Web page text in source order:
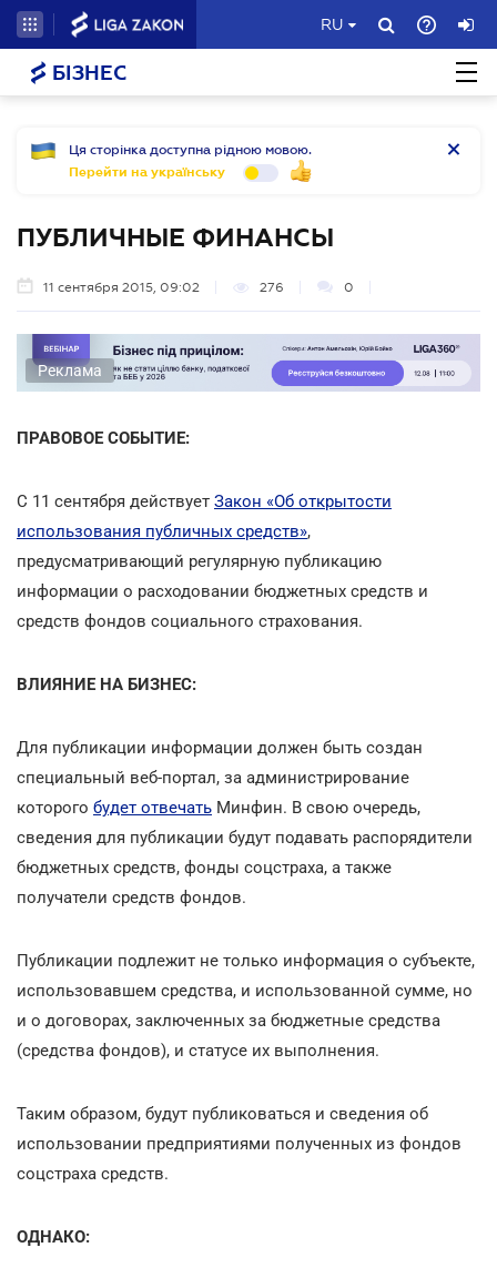
RU
БІЗНЕС
Ця сторінка доступна рідною мовою.
Перейти на українську
ПУБЛИЧНЫЕ ФИНАНСЫ
11 сентября 2015, 09:02 276 0
Реклама
ПРАВОВОЕ СОБЫТИЕ:
С 11 сентября действует Закон «Об открытости
использования публичных средств»,
предусматривающий регулярную публикацию
информации о расходовании бюджетных средств и
средств фондов социального страхования.
ВЛИЯНИЕ НА БИЗНЕС:
Для публикации информации должен быть создан
специальный веб-портал, за администрирование
которого будет отвечать Минфин. В свою очередь,
сведения для публикации будут подавать распорядители
бюджетных средств, фонды соцстраха, а также
получатели средств фондов.
Публикации подлежит не только информация о субъекте,
использовавшем средства, и использованной сумме, но
и о договорах, заключенных за бюджетные средства
(средства фондов), и статусе их выполнения.
Таким образом, будут публиковаться и сведения об
использовании предприятиями полученных из фондов
соцстраха средств.
ОДНАКО: